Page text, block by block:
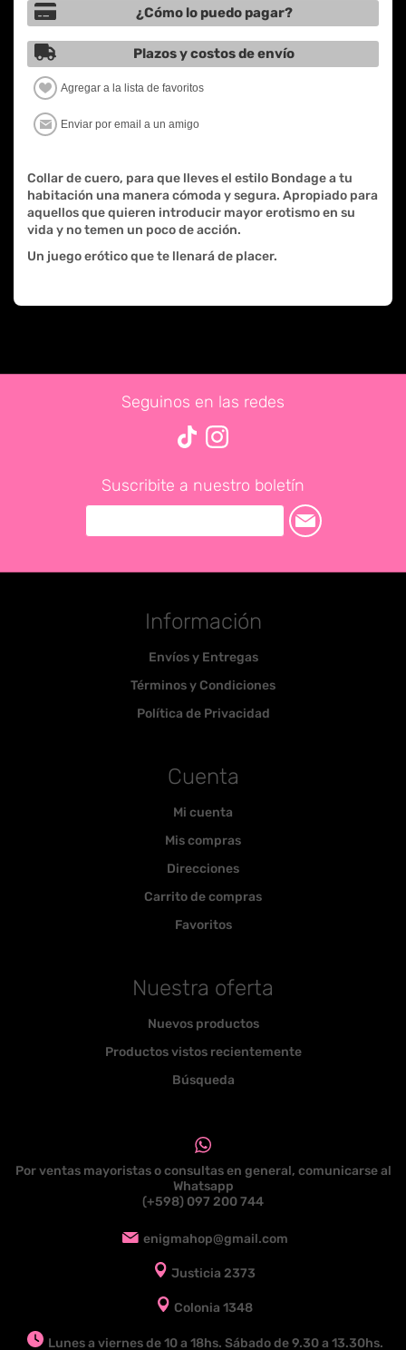
¿Cómo lo puedo pagar?
Plazos y costos de envío
Collar de cuero, para que lleves el estilo Bondage a tu
habitación una manera cómoda y segura. Apropiado para
aquellos que quieren introducir mayor erotismo en su
vida y no temen un poco de acción.
Un juego erótico que te llenará de placer.
Seguinos en las redes
Suscribite a nuestro boletín
Información
Envíos y Entregas
Términos y Condiciones
Política de Privacidad
Cuenta
Mi cuenta
Mis compras
Direcciones
Carrito de compras
Favoritos
Nuestra oferta
Nuevos productos
Productos vistos recientemente
Búsqueda
Por ventas mayoristas o consultas en general, comunicarse al
Whatsapp
(+598) 097 200 744
enigmahop@gmail.com
Justicia 2373
Colonia 1348
Lunes a viernes de 10 a 18hs. Sábado de 9.30 a 13.30hs.